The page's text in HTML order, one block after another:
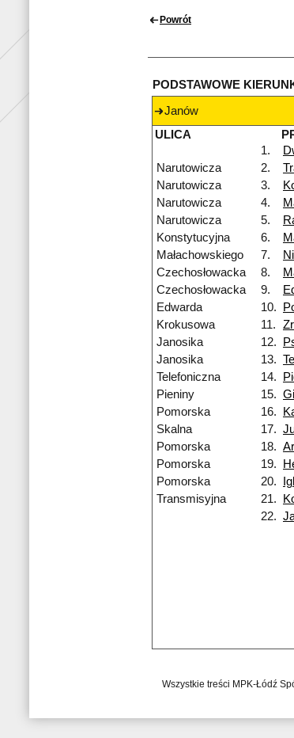
Powrót
PODSTAWOWE
Janów
ULICA
1.
Narutowicza
2.
Narutowicza
3.
Narutowicza
4.
Narutowicza
5.
Konstytucyjna
6.
Małachowskiego
7.
Czechosłowacka
8.
Czechosłowacka
9.
Edwarda
10.
Krokusowa
11.
Janosika
12.
Janosika
13.
Telefoniczna
14.
Pieniny
15.
Pomorska
16.
Skalna
17.
Pomorska
18.
Pomorska
19.
Pomorska
20.
Transmisyjna
21.
22.
Wszystkie treści MPK-Łódź